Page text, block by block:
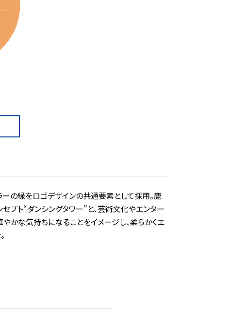
の緑をロゴデザインの共通要素として採用。鹿
プト“ダンシングタワー”と、芸術文化やエンター
かな気持ちになることをイメージし、柔らかくエ